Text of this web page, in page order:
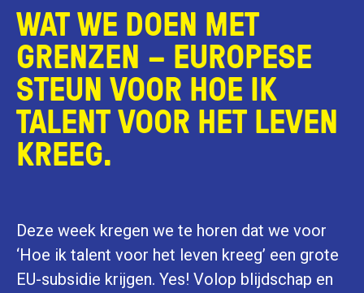
WAT WE DOEN MET
GRENZEN – EUROPESE
STEUN VOOR HOE IK
TALENT VOOR HET LEVEN
KREEG.
Deze week kregen we te horen dat we voor
‘Hoe ik talent voor het leven kreeg’ een grote
EU-subsidie krijgen. Yes! Volop blijdschap en